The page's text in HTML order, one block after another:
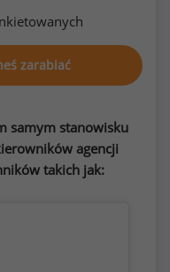
zarabiać
samym stanowisku
agencji
takich jak: